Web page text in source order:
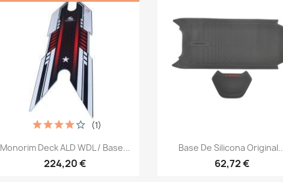
Vista rápida
Monorim Deck ALD WDL / Base...
224,20 €
(1)
Vista rápida
Base De Silicona
62,72 €